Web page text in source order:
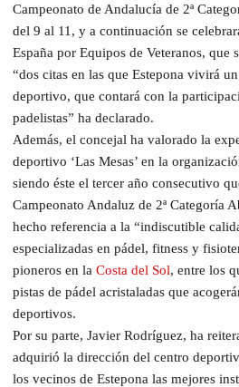
Campeonato de Andalucía de 2ª
del 9 al 11, y a continuación se
España por Equipos de Veteranos, que
“dos citas en las que Estepona vivirá
deportivo, que contará con la
padelistas” ha declarado.
Además, el concejal ha valorado la
deportivo ‘Las Mesas’ en la
siendo éste el tercer año consecutivo
Campeonato Andaluz de 2ª Categoría
hecho referencia a la “indiscutible
especializadas en pádel, fitness y
pioneros en la Costa del Sol, entre los
pistas de pádel acristaladas que
deportivos.
Por su parte, Javier Rodríguez, ha
adquirió la dirección del centro
los vecinos de Estepona las mejores